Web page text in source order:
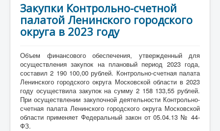
Закупки Контрольно-счетной
палатой Ленинского городского
округа в 2023 году
Объем финансового обеспечения, утвержденный для
осуществления закупок на плановый период 2023 года,
составил 2 190 100,00 рублей. Контрольно-счетная палата
Ленинского городского округа Московской области в 2023
году осуществила закупок на сумму 2 158 133,55 рублей.
При осуществлении закупочной деятельности Контрольно-
счетная палата Ленинского городского округа Московской
области применяет Федеральный закон от 05.04.13 № 44-
ФЗ.